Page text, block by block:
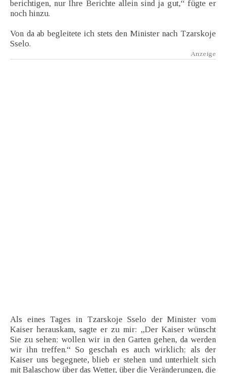
berichtigen, nur Ihre Berichte allein sind ja gut,“ fügte er
noch hinzu.
Von da ab begleitete ich stets den Minister nach Tzarskoje
Sselo.
Als eines Tages in Tzarskoje Sselo der Minister vom
Kaiser herauskam, sagte er zu mir: „Der Kaiser wünscht
Sie zu sehen; wollen wir in den Garten gehen, da werden
wir ihn treffen.“ So geschah es auch wirklich; als der
Kaiser uns begegnete, blieb er stehen und unterhielt sich
mit Balaschow über das Wetter, über die Veränderungen, die